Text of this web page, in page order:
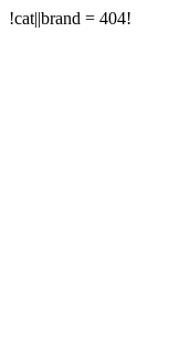
!cat||brand = 404!